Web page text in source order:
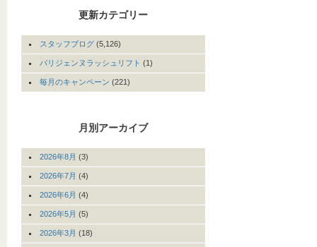
更新カテゴリー
スタッフブログ (5,126)
パリジェンヌラッシュリフト (1)
毎月のキャンペーン (221)
月別アーカイブ
2026年8月 (3)
2026年7月 (4)
2026年6月 (4)
2026年5月 (5)
2026年3月 (18)